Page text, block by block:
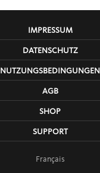
IMPRESSUM
DATENSCHUTZ
NUTZUNGSBEDINGUNGEN
AGB
SHOP
SUPPORT
Français